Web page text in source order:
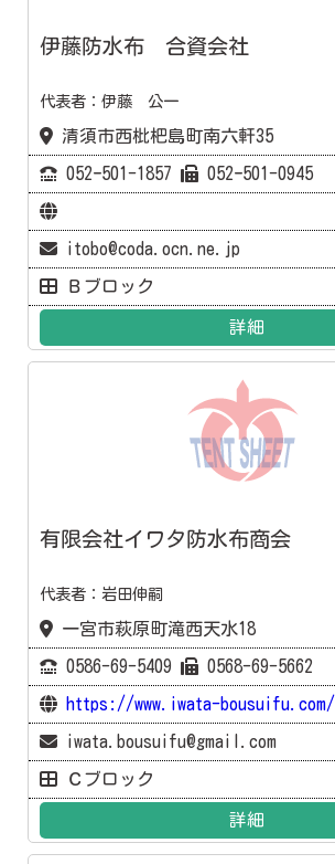
伊藤防水布 合資会社
代表者：伊藤 公一
清須市西枇杷島町南六軒35
052ｰ501-1857 052ｰ501-0945
itobo@coda.ocn.ne.jp
Ｂブロック
詳細
有限会社イワタ防水布商会
代表者：岩田伸嗣
一宮市萩原町滝西天水18
0586-69-5409 0568-69-5662
https://www.iwata-bousuifu.com/
iwata.bousuifu@gmail.com
Ｃブロック
詳細